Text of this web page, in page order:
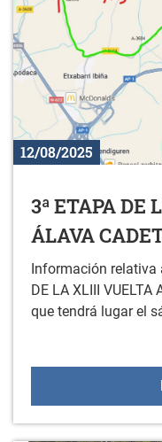
12/08/2025
3ª ETAPA DE
ÁLAVA
Información relativa
DE LA XLIII VUELTA
que tendrá lugar el